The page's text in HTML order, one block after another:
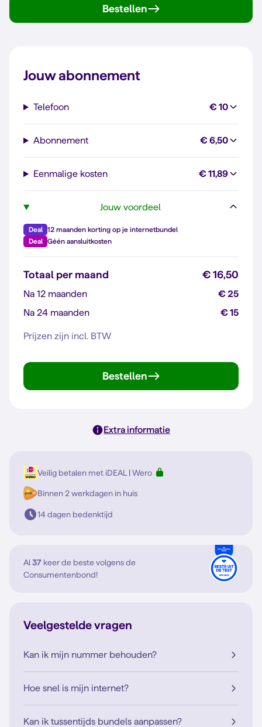
Bestellen
Jouw abonnement
Telefoon € 10
Abonnement € 6,50
Eenmalige kosten € 11,89
Jouw voordeel
Deal
12 maanden korting op je internetbundel
Deal
Géén aansluitkosten
Totaal per maand € 16,50
Na 12 maanden
€ 25
Na 24 maanden
€ 15
Prijzen zijn incl. BTW
Bestellen
Extra informatie
Veilig betalen met iDEAL | Wero
Binnen 2 werkdagen in huis
14 dagen bedenktijd
Al37 keer de beste volgens de
Consumentenbond!
Veelgestelde vragen
Kan ik mijn nummer behouden?
Hoe snel is mijn internet?
Kan ik tussentijds bundels aanpassen?